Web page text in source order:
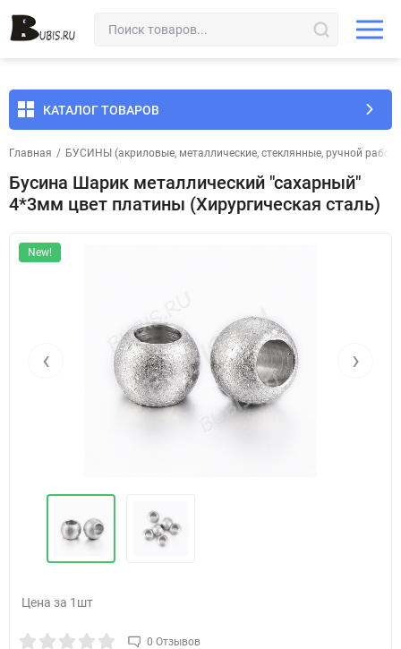
КАТАЛОГ ТОВАРОВ
Главная / БУСИНЫ (акриловые, металлические, стеклянные, ручной
Бусина Шарик металлический "сахарный"
4*3мм цвет платины (Хирургическая сталь)
New!
‹ ›
Цена за 1шт
0 Отзывов